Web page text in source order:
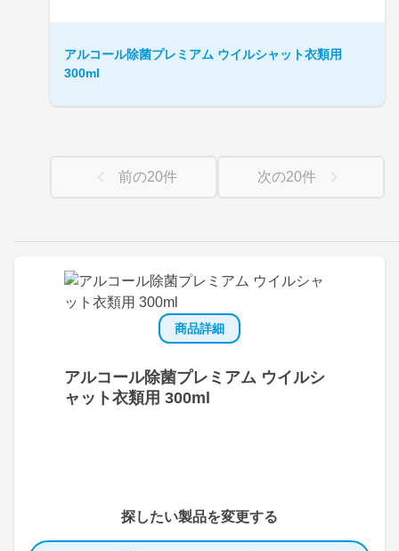
商品詳細
アルコール除菌プレミアム ウイルシ
ャット衣類用 300ml
探したい製品を変更する
アルコール除菌プレミアム ウイルシャット衣類用
300ml
前の20件 次の20件